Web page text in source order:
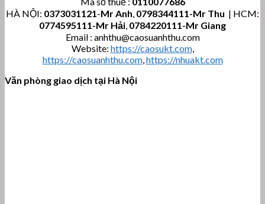
HÀ NỘI: 0373031121-Mr Anh, 0798344111-Mr Thu | HCM:
0774595111-Mr Hải, 0784220111-Mr Giang
Email : anhthu@caosuanhthu.com
Website: https://caosukt.com,
https://caosuanhthu.com,https://nhuakt.com
Văn phòng giao dịch tại Hà Nội